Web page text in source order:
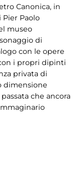
Canonica, in
Paolo
museo
di
con le opere
i propri dipinti
privata di
dimensione
che ancora